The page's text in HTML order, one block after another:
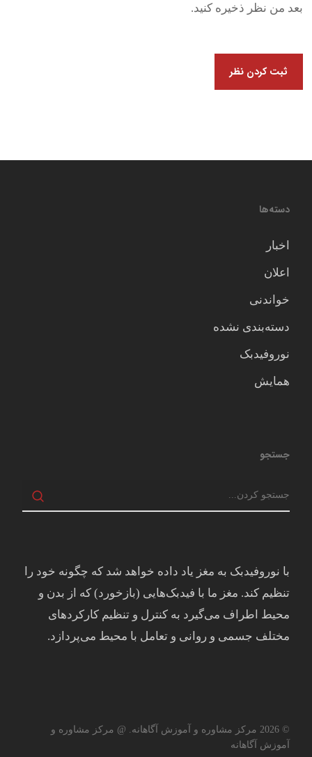
بعد من نظر ذخیره کنید.
دسته‌ها
اخبار
اعلان
خواندنی
دسته‌بندی نشده
نوروفیدبک
همایش
جستجو
با نوروفیدبک به مغز ياد داده خواهد شد كه چگونه خود را
تنظيم كند. مغز ما با فيدبک‌هايی (بازخورد) که از بدن و
محيط اطراف می‌گيرد به کنترل و تنظيم کارکردهای
مختلف جسمی و روانی و تعامل با محيط می‌پردازد.
© 2026 مرکز مشاوره و آموزش آگاهانه. @ مرکز مشاوره و
آموزش آگاهانه